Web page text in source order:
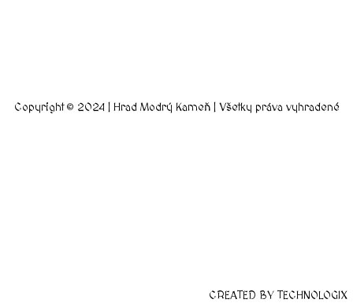
Copyright © 2024 | Hrad Modrý Kameň | Všetky práva vyhradené
CREATED BY TECHNOLOGIX